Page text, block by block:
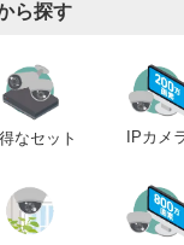
ら探す
なセット IPカメ